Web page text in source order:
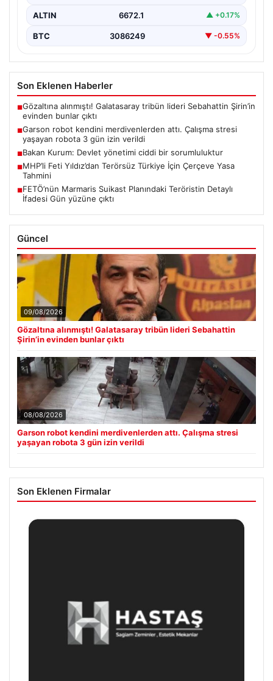
ALTIN 6672.1 ▲ +0.17%
BTC 3086249 ▼ -0.55%
Son Eklenen Haberler
■Gözaltına alınmıştı! Galatasaray tribün lideri Sebahattin Şirin’in
evinden bunlar çıktı
■Garson robot kendini merdivenlerden attı. Çalışma stresi
yaşayan robota 3 gün izin verildi
■Bakan Kurum: Devlet yönetimi ciddi bir sorumluluktur
■MHP’li Feti Yıldız’dan Terörsüz Türkiye İçin Çerçeve Yasa
Tahmini
■FETÖ’nün Marmaris Suikast Planındaki Teröristin Detaylı
İfadesi Gün yüzüne çıktı
Güncel
09/08/2026
Gözaltına alınmıştı! Galatasaray tribün lideri Sebahattin
Şirin’in evinden bunlar çıktı
08/08/2026
Garson robot kendini merdivenlerden attı. Çalışma stresi
yaşayan robota 3 gün izin verildi
Son Eklenen Firmalar